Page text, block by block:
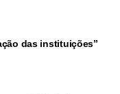
das instituições”